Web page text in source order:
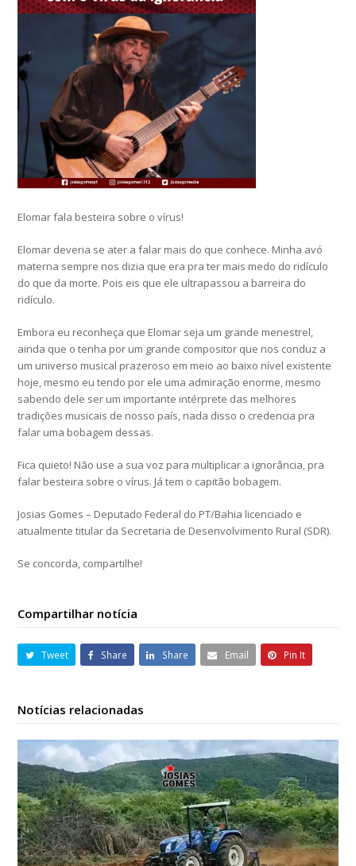
Elomar fala besteira sobre o vírus!
Elomar deveria se ater a falar mais do que conhece. Minha avó
materna sempre nos dizia que era pra ter mais medo do ridículo
do que da morte. Pois eis que ele ultrapassou a barreira do
ridículo.
Embora eu reconheça que Elomar seja um grande menestrel,
ainda que o tenha por um grande compositor que nos conduz a
um universo musical prazeroso em meio ao baixo nível existente
hoje, mesmo eu tendo por ele uma admiração enorme, mesmo
sabendo dele ser um importante intérprete das melhores
tradições musicais de nosso país, nada disso o credencia pra
falar uma bobagem dessas.
Fica quieto! Não use a sua voz para multiplicar a ignorância, pra
falar besteira sobre o vírus. Já tem o capitão bobagem.
Josias Gomes – Deputado Federal do PT/Bahia licenciado e
atualmente titular da Secretaria de Desenvolvimento Rural (SDR).
Se concorda, compartilhe!
Compartilhar notícia
Tweet Share Share Email Pin It
Notícias relacionadas